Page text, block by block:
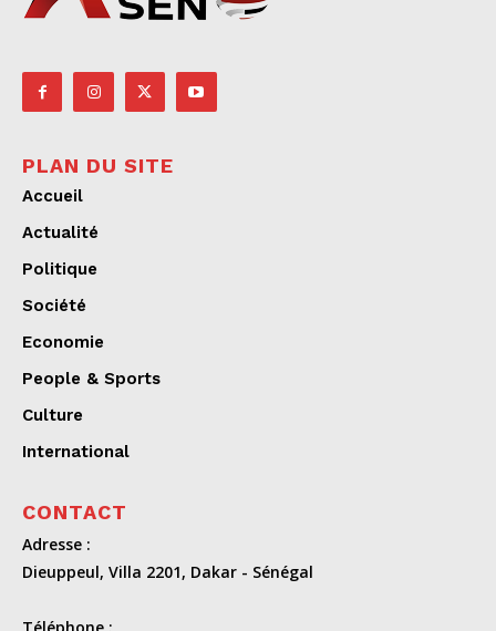
PLAN DU SITE
Accueil
Actualité
Politique
Société
Economie
People & Sports
Culture
International
CONTACT
Adresse :
Dieuppeul, Villa 2201, Dakar - Sénégal